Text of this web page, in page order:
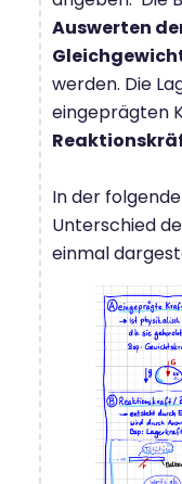
Auswerten
werden. Die
eingeprägten
In der
Unterschied
einmal